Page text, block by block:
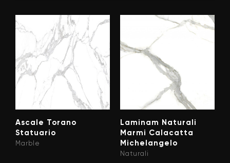
Ascale Torano
Statuario
Marble
Laminam Naturali
Marmi Calacatta
Michelangelo
Naturali